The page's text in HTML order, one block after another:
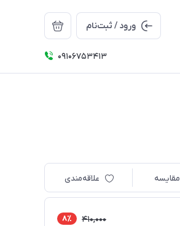
ورود / ثبت‌نام
09106753413
مقایسه علاقه‌مندی
410,000 8٪